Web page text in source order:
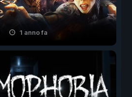
1 anno fa